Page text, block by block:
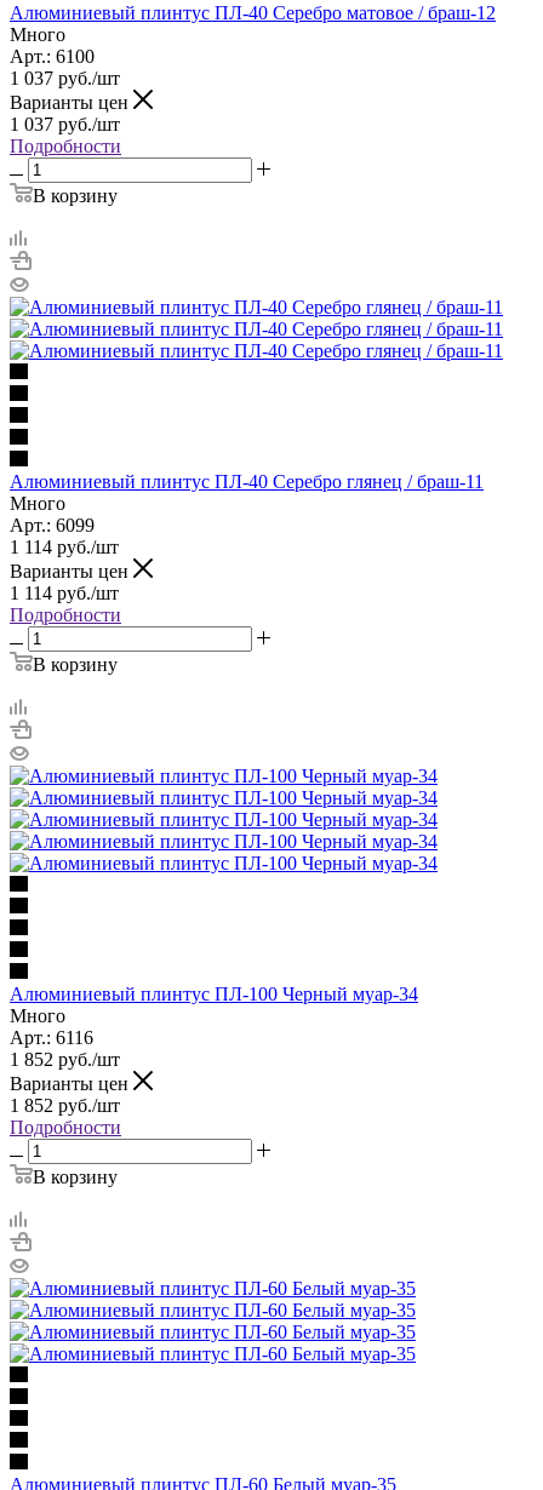
Алюминиевый плинтус ПЛ-40 Серебро матовое / браш-12
Много
Арт.: 6100
1 037 руб./шт
Варианты цен
1 037 руб./шт
Подробности
В корзину
Алюминиевый плинтус ПЛ-40 Серебро глянец / браш-11
Много
Арт.: 6099
1 114 руб./шт
Варианты цен
1 114 руб./шт
Подробности
В корзину
Алюминиевый плинтус ПЛ-100 Черный муар-34
Много
Арт.: 6116
1 852 руб./шт
Варианты цен
1 852 руб./шт
Подробности
В корзину
Алюминиевый плинтус ПЛ-60 Белый муар-35